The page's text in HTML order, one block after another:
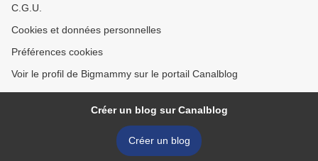
C.G.U.
Cookies et données personnelles
Préférences cookies
Voir le profil de Bigmammy sur le portail Canalblog
Créer un blog sur Canalblog
Créer un blog